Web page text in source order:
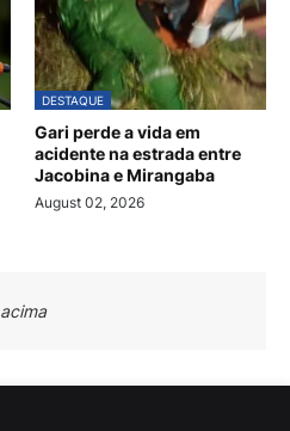
DESTAQUE
Gari perde a vida em
acidente na estrada entre
Jacobina e Mirangaba
August 02, 2026
acima